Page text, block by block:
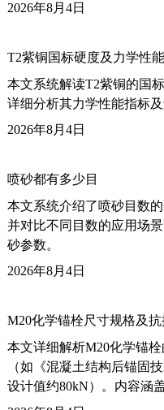
2026年8月4日
T2紫铜国标硬度及力学性
本文系统解读T2紫铜的国
详细分析其力学性能指标
2026年8月4日
喷砂都有多少目
本文系统介绍了喷砂目数
并对比不同目数的应用场
砂参数。
2026年8月4日
M20化学锚栓尺寸规格及
本文详细解析M20化学锚
（如《混凝土结构后锚固
设计值约80kN）。内容涵